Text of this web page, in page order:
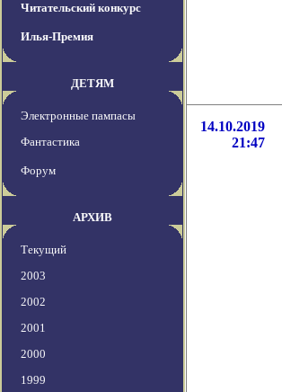
Читательский конкурс
Илья-Премия
ДЕТЯМ
Электронные пампасы
Фантастика
Форум
АРХИВ
Текущий
2003
2002
2001
2000
1999
14.10.2019
21:47